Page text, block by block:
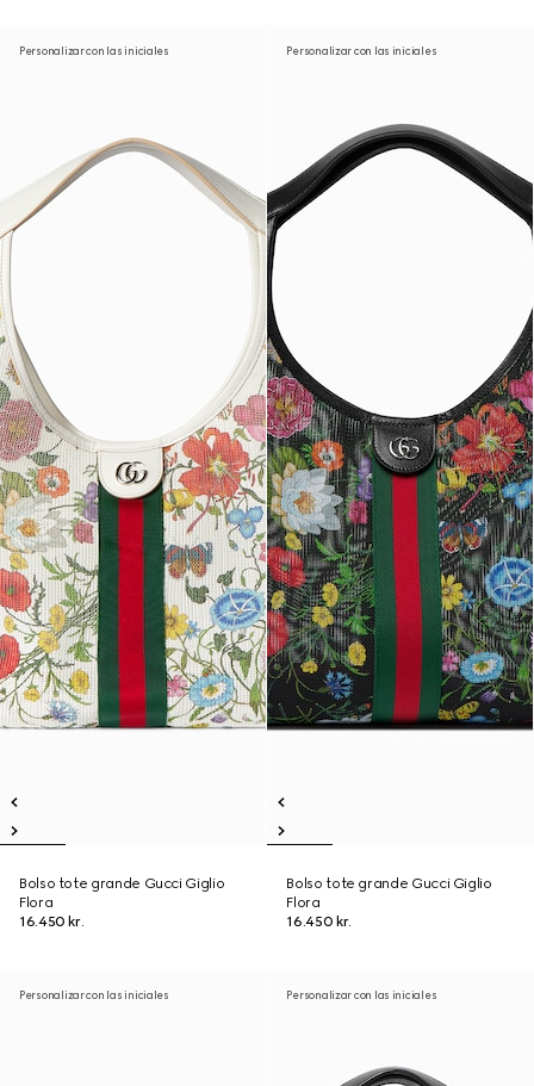
Personalizar con las iniciales
Bolso tote grande Gucci Giglio
Flora
16.450 kr.
Personalizar con las iniciales
Bolso tote grande Gucci Giglio
Flora
16.450 kr.
Personalizar con las iniciales Personalizar con las iniciales